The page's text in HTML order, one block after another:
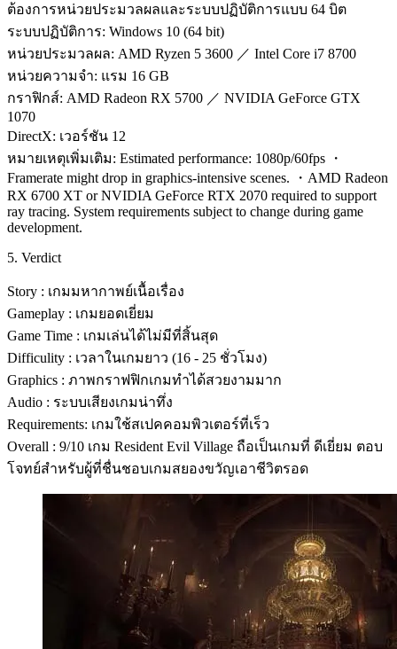
ต้องการหน่วยประมวลผลและระบบปฏิบัติการแบบ 64 บิต
ระบบปฏิบัติการ: Windows 10 (64 bit)
หน่วยประมวลผล: AMD Ryzen 5 3600 ／ Intel Core i7 8700
หน่วยความจำ: แรม 16 GB
กราฟิกส์: AMD Radeon RX 5700 ／ NVIDIA GeForce GTX
1070
DirectX: เวอร์ชัน 12
หมายเหตุเพิ่มเติม: Estimated performance: 1080p/60fps ・
Framerate might drop in graphics-intensive scenes. ・AMD Radeon
RX 6700 XT or NVIDIA GeForce RTX 2070 required to support
ray tracing. System requirements subject to change during game
development.
5. Verdict
Story : เกมมหากาพย์เนื้อเรื่อง
Gameplay : เกมยอดเยี่ยม
Game Time : เกมเล่นได้ไม่มีที่สิ้นสุด
Difficulity : เวลาในเกมยาว (16 - 25 ชั่วโมง)
Graphics : ภาพกราฟฟิกเกมทำได้สวยงามมาก
Audio : ระบบเสียงเกมน่าทึ่ง
Requirements: เกมใช้สเปคคอมพิวเตอร์ที่เร็ว
Overall : 9/10 เกม Resident Evil Village ถือเป็นเกมที่ ดีเยี่ยม ตอบ
โจทย์สำหรับผู้ที่ชื่นชอบเกมสยองขวัญเอาชีวิตรอด